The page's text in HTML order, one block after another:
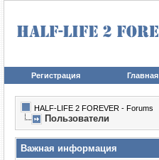
Регистрация Главная
HALF-LIFE 2 FOREVER - Forums
Пользователи
Важная информация